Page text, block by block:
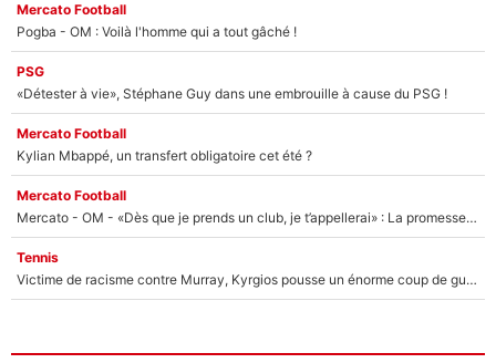
Mercato Football
Pogba - OM : Voilà l'homme qui a tout gâché !
PSG
«Détester à vie», Stéphane Guy dans une embrouille à cause du PSG !
Mercato Football
Kylian Mbappé, un transfert obligatoire cet été ?
Mercato Football
Mercato - OM - «Dès que je prends un club, je t’appellerai» : La promesse de Marcelino au moment de claquer la porte
Tennis
Victime de racisme contre Murray, Kyrgios pousse un énorme coup de gueule !